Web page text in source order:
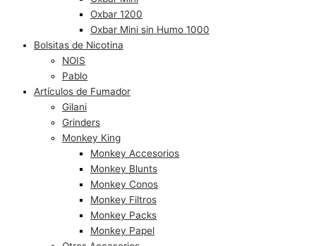
Oxbar 1200
Oxbar Mini sin Humo 1000
Bolsitas de Nicotina
NOIS
Pablo
Artículos de Fumador
Gilani
Grinders
Monkey King
Monkey Accesorios
Monkey Blunts
Monkey Conos
Monkey Filtros
Monkey Packs
Monkey Papel